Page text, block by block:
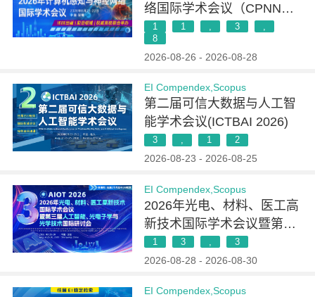
络国际学术会议（CPNN
2026）
1 1 3
8
2026-08-26 - 2026-08-28
EI Compendex,Scopus
第二届可信大数据与人工智
能学术会议(ICTBAI 2026)
3 , 1 2
2026-08-23 - 2026-08-25
EI Compendex,Scopus
2026年光电、材料、医工高
新技术国际学术会议暨第三
届人工智能、光电子学与光
学技术国际研讨会（AIOT
1 3 3
2026-08-28 - 2026-08-30
EI Compendex,Scopus